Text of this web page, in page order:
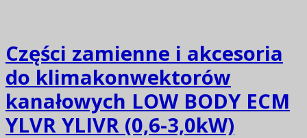
Części zamienne i akcesoria
do klimakonwektorów
kanałowych LOW BODY ECM
YLVR YLIVR (0,6-3,0kW)